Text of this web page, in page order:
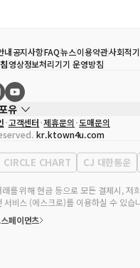
내공지사항FAQ뉴스이용약관사회적
영상정보처리기기 운영방침
유
송효민
120-87-71116
호 제2011-서울강남-02223
02-552-9855
고객센터 제휴문의 도매문의
kr.ktown4u.com
CIRCLE CHART CJ 대한통운
를 위해 현금 등으로 모든 결제시, 저
서비스 (에스크로)를 이용하실 수 있습
페이먼츠